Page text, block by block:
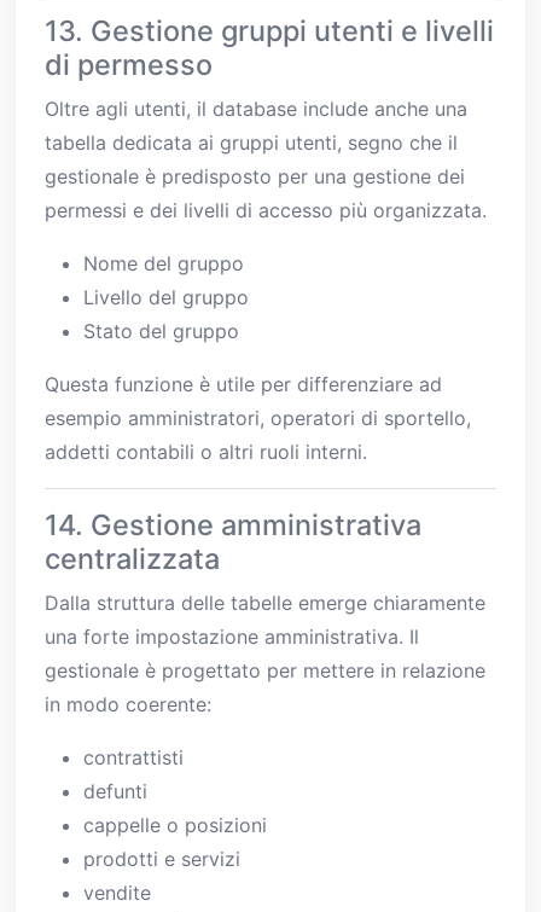
13. Gestione gruppi utenti e livelli
di permesso
Oltre agli utenti, il database include anche una
tabella dedicata ai gruppi utenti, segno che il
gestionale è predisposto per una gestione dei
permessi e dei livelli di accesso più organizzata.
Nome del gruppo
Livello del gruppo
Stato del gruppo
Questa funzione è utile per differenziare ad
esempio amministratori, operatori di sportello,
addetti contabili o altri ruoli interni.
14. Gestione amministrativa
centralizzata
Dalla struttura delle tabelle emerge chiaramente
una forte impostazione amministrativa. Il
gestionale è progettato per mettere in relazione
in modo coerente:
contrattisti
defunti
cappelle o posizioni
prodotti e servizi
vendite